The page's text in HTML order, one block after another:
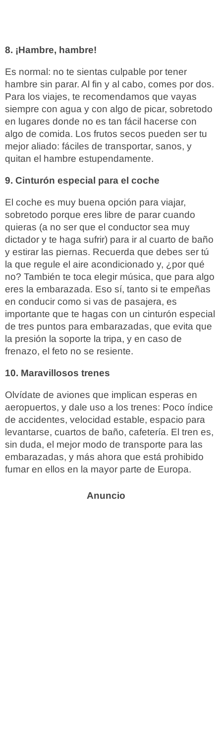
8. ¡Hambre, hambre!
Es normal: no te sientas culpable por tener
hambre sin parar. Al fin y al cabo, comes por dos.
Para los viajes, te recomendamos que vayas
siempre con agua y con algo de picar, sobretodo
en lugares donde no es tan fácil hacerse con
algo de comida. Los frutos secos pueden ser tu
mejor aliado: fáciles de transportar, sanos, y
quitan el hambre estupendamente.
9. Cinturón especial para el coche
El coche es muy buena opción para viajar,
sobretodo porque eres libre de parar cuando
quieras (a no ser que el conductor sea muy
dictador y te haga sufrir) para ir al cuarto de baño
y estirar las piernas. Recuerda que debes ser tú
la que regule el aire acondicionado y, ¿por qué
no? También te toca elegir música, que para algo
eres la embarazada. Eso sí, tanto si te empeñas
en conducir como si vas de pasajera, es
importante que te hagas con un cinturón especial
de tres puntos para embarazadas, que evita que
la presión la soporte la tripa, y en caso de
frenazo, el feto no se resiente.
10. Maravillosos trenes
Olvídate de aviones que implican esperas en
aeropuertos, y dale uso a los trenes: Poco índice
de accidentes, velocidad estable, espacio para
levantarse, cuartos de baño, cafetería. El tren es,
sin duda, el mejor modo de transporte para las
embarazadas, y más ahora que está prohibido
fumar en ellos en la mayor parte de Europa.